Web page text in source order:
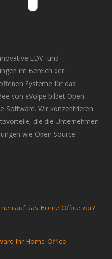
EDV- und
im Bereich der
Systeme für das
von eVolpe bildet Open
Software. Wir konzentrieren
die die Unternehmen
wie Open Source
auf das Home Office vor?
Ihr Home-Office-